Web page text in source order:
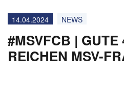
14.04.2024 NEWS
#MSVFCB | GUTE
REICHEN MSV-